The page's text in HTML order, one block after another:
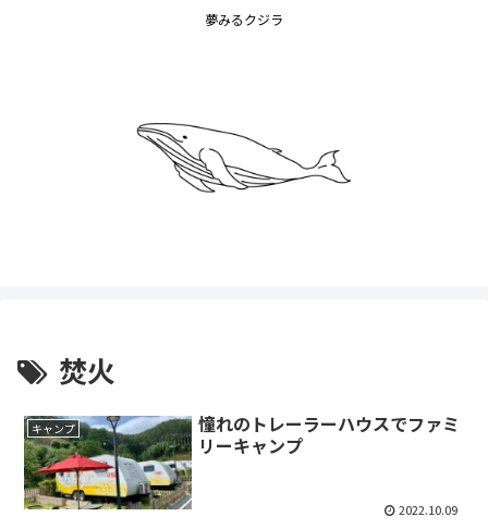
夢みるクジラ
焚火
キャンプ
憧れのトレーラーハウスでファミ
リーキャンプ
2022.10.09